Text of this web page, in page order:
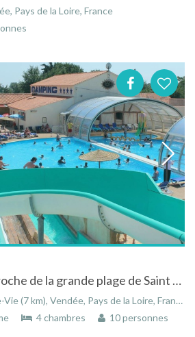
Pays de la Loire, France
Mobil home XXL proche de la grande plage de Saint Gilles Croix de Vie
(7 km), Vendée, Pays de la Loire, France
4 chambres 10 personnes